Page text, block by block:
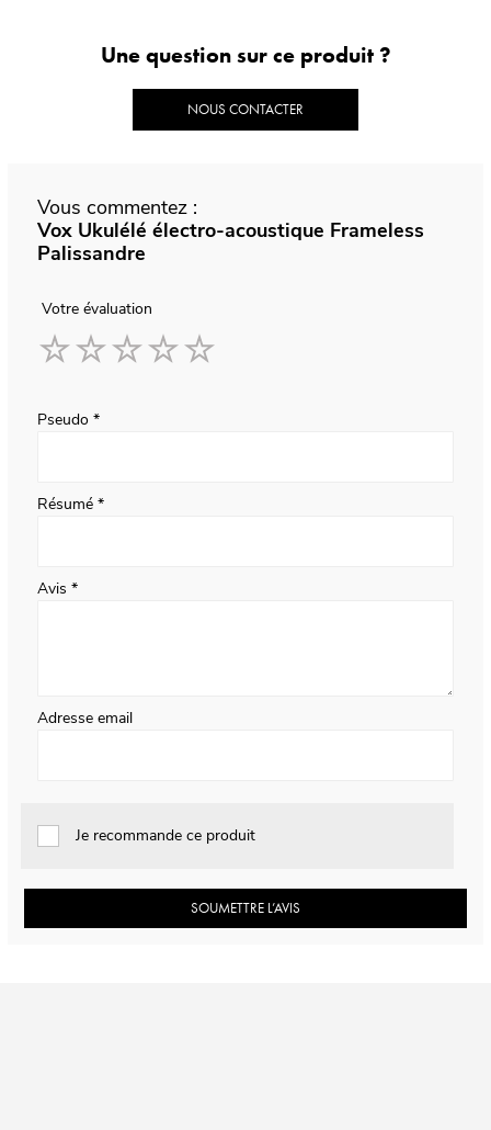
Une question sur ce produit ?
NOUS CONTACTER
Vous commentez :
Vox Ukulélé électro-acoustique Frameless
Palissandre
Votre évaluation
Pseudo
Résumé
Avis
Adresse email
Je recommande ce produit
SOUMETTRE L’AVIS